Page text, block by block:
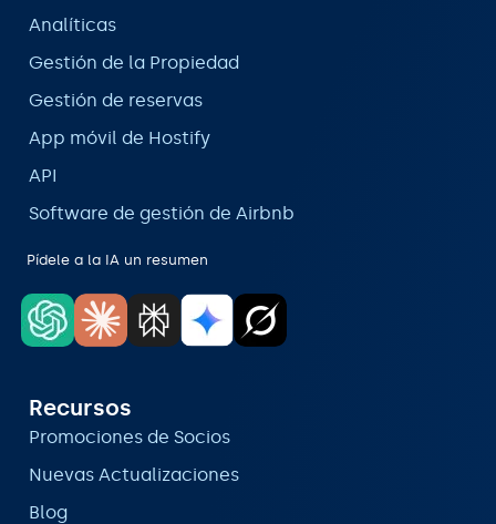
Analíticas
Gestión de la Propiedad
Gestión de reservas
App móvil de Hostify
API
Software de gestión de Airbnb
Pídele a la IA un resumen
Recursos
Promociones de Socios
Nuevas Actualizaciones
Blog